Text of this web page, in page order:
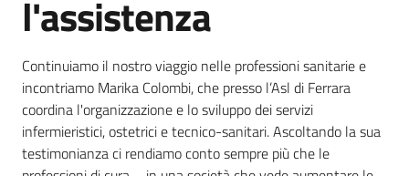
Servizi
Leggi
Atti
Bandi
l'assistenza
Continuiamo il nostro viaggio nelle professioni sanitarie e
incontriamo Marika Colombi, che presso l’Asl di Ferrara
coordina l'organizzazione e lo sviluppo dei servizi
infermieristici, ostetrici e tecnico-sanitari. Ascoltando la sua
testimonianza ci rendiamo conto sempre più che le